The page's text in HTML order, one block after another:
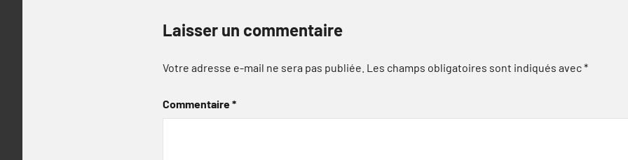
Laisser un commentaire
Votre adresse e-mail ne sera pas publiée. Les champs obligatoires sont indiqués avec*
Commentaire*